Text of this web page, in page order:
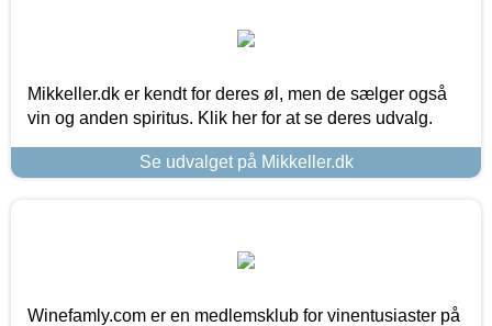
Mikkeller.dk er kendt for deres øl, men de sælger også
vin og anden spiritus. Klik her for at se deres udvalg.
Se udvalget på Mikkeller.dk
Winefamly.com er en medlemsklub for vinentusiaster på